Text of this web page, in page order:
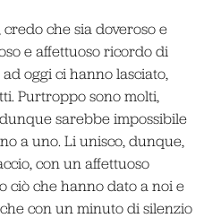
che sia doveroso e
e affettuoso ricordo di
oggi ci hanno lasciato,
Purtroppo sono molti,
sarebbe impossibile
a uno. Li unisco, dunque,
con un affettuoso
ciò che hanno dato a noi e
con un minuto di silenzio